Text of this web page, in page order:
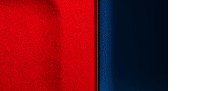
三个月 一个月
数据来源：闪德资讯